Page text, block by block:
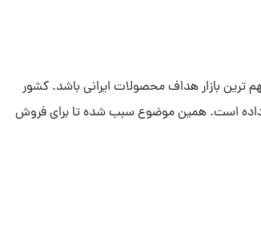
ترین بازار هداف محصولات ایرانی باشد. کشور
اختصاص داده است. همین موضوع سبب شده تا برای فروش